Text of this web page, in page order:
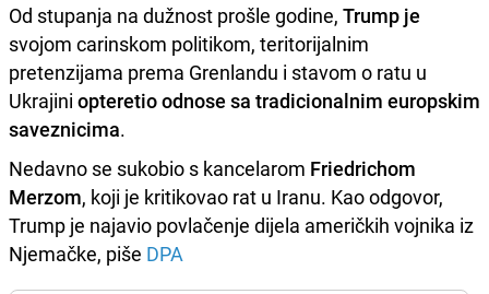
Od stupanja na dužnost prošle godine, Trump je
svojom carinskom politikom, teritorijalnim
pretenzijama prema Grenlandu i stavom o ratu u
Ukrajini opteretio odnose sa tradicionalnim europskim
saveznicima.
Nedavno se sukobio s kancelarom Friedrichom
Merzom, koji je kritikovao rat u Iranu. Kao odgovor,
Trump je najavio povlačenje dijela američkih vojnika iz
Njemačke, piše DPA